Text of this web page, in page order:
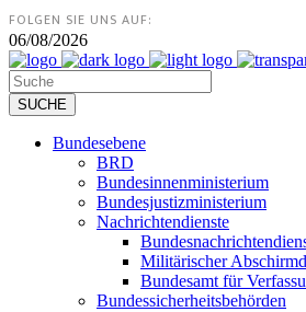
FOLGEN SIE UNS AUF:
06/08/2026
Bundesebene
BRD
Bundesinnenministerium
Bundesjustizministerium
Nachrichtendienste
Militärischer
Bundesamt für
Bundessicherheitsbehörden